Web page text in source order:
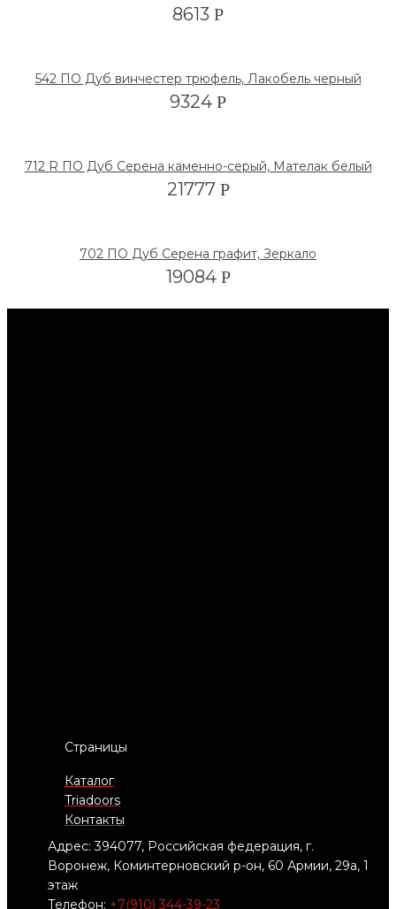
8613 Р
542 ПО Дуб винчестер трюфель, Лакобель черный
9324 Р
712 R ПО Дуб Серена каменно-серый, Мателак белый
21777 Р
702 ПО Дуб Серена графит, Зеркало
19084 Р
Страницы
Каталог
Triadoors
Контакты
Адрес: 394077, Российская федерация, г.
Воронеж, Коминтерновский р-он, 60 Армии, 29а, 1
этаж
Телефон: +7(910) 344-39-23